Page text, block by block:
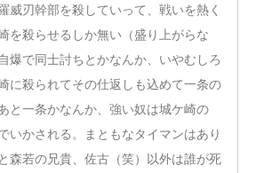
威刃幹部を殺していって、戦いを熱く
を殺らせるしか無い（盛り上がらな
爆で同士討ちとかなんか、いやむしろ
に殺られてその仕返しも込めて一条の
と一条かなんか、強い奴は城ケ崎の
いかされる。まともなタイマンはあり
森若の兄貴、佐古（笑）以外は誰が死